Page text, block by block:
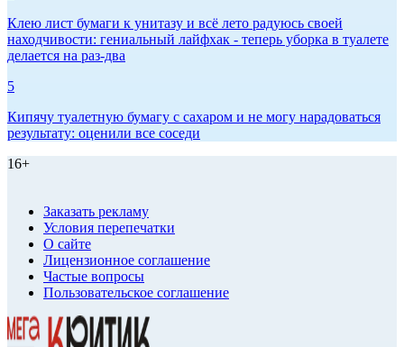
Клею лист бумаги к унитазу и всё лето радуюсь своей
находчивости: гениальный лайфхак - теперь уборка в туалете
делается на раз-два
5
Кипячу туалетную бумагу с сахаром и не могу нарадоваться
результату: оценили все соседи
16+
Заказать рекламу
Условия перепечатки
О сайте
Лицензионное соглашение
Частые вопросы
Пользовательское соглашение